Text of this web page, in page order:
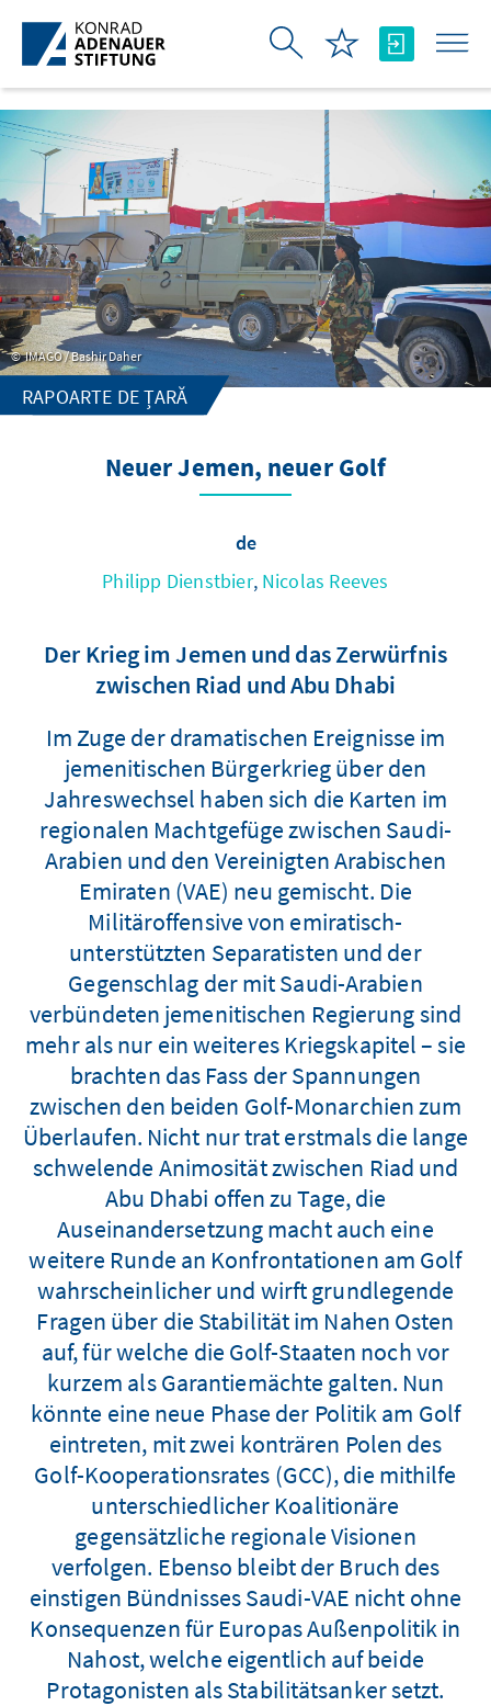
Skip to Main Content
IMAGO / Bashir Daher
RAPOARTE DE ȚARĂ
Neuer Jemen, neuer Golf
de
Philipp Dienstbier, Nicolas Reeves
Der Krieg im Jemen und das Zerwürfnis
zwischen Riad und Abu Dhabi
Im Zuge der dramatischen Ereignisse im
jemenitischen Bürgerkrieg über den
Jahreswechsel haben sich die Karten im
regionalen Machtgefüge zwischen Saudi-
Arabien und den Vereinigten Arabischen
Emiraten (VAE) neu gemischt. Die
Militäroffensive von emiratisch-
unterstützten Separatisten und der
Gegenschlag der mit Saudi-Arabien
verbündeten jemenitischen Regierung sind
mehr als nur ein weiteres Kriegskapitel – sie
brachten das Fass der Spannungen
zwischen den beiden Golf-Monarchien zum
Überlaufen. Nicht nur trat erstmals die lange
schwelende Animosität zwischen Riad und
Abu Dhabi offen zu Tage, die
Auseinandersetzung macht auch eine
weitere Runde an Konfrontationen am Golf
wahrscheinlicher und wirft grundlegende
Fragen über die Stabilität im Nahen Osten
auf, für welche die Golf-Staaten noch vor
kurzem als Garantiemächte galten. Nun
könnte eine neue Phase der Politik am Golf
eintreten, mit zwei konträren Polen des
Golf-Kooperationsrates (GCC), die mithilfe
unterschiedlicher Koalitionäre
gegensätzliche regionale Visionen
verfolgen. Ebenso bleibt der Bruch des
einstigen Bündnisses Saudi-VAE nicht ohne
Konsequenzen für Europas Außenpolitik in
Nahost, welche eigentlich auf beide
Protagonisten als Stabilitätsanker setzt.